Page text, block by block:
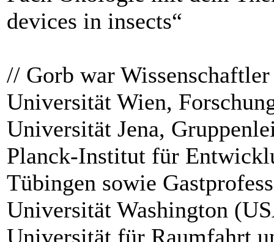
devices in insects“
// Gorb war
Universität Wien,
Universität Jena,
Planck-Institut für
Tübingen sowie
Universität Washington
Universität für Raumfahrt